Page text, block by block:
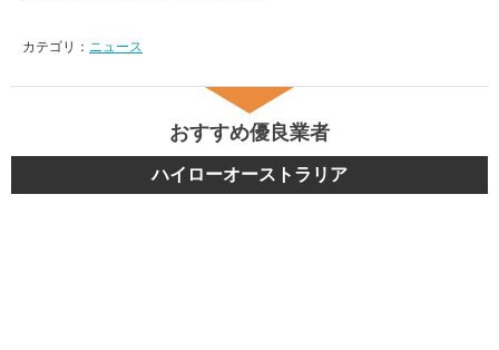
カテゴリ： ニュース
おすすめ優良業者
ハイローオーストラリア